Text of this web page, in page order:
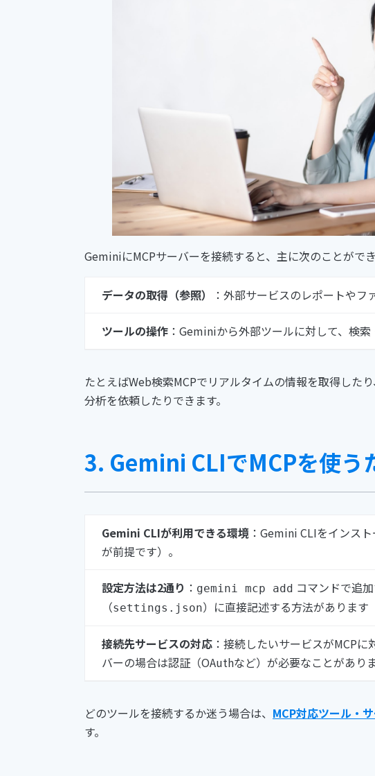
GeminiにMCPサーバーを接続すると、主に次のことがで
データの取得（参照） ：外部サービスのレポートや
ツールの操作 ：Geminiから外部ツールに対して、検
たとえばWeb検索MCPでリアルタイムの情報を取得した
分析を依頼したりできます。
3. Gemini CLIでMCPを使う
Gemini CLIが利用できる環境 ：Gemini CLIをインス
が前提です）。
設定方法は2通り ： gemini mcp add コマンドで追
（settings.json）に直接記述する方法があります
接続先サービスの対応 ：接続したいサービスがMCP
バーの場合は認証（OAuthなど）が必要なことがありま
どのツールを接続するか迷う場合は、 MCP対応ツール・
す。